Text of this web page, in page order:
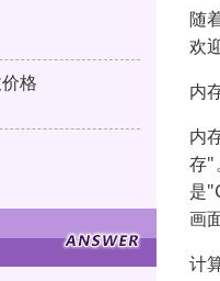
格
随
欢
内
内
存"
是
画
计